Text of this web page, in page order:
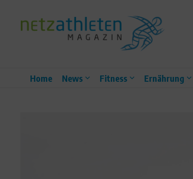
Home News Fitness Ernährung